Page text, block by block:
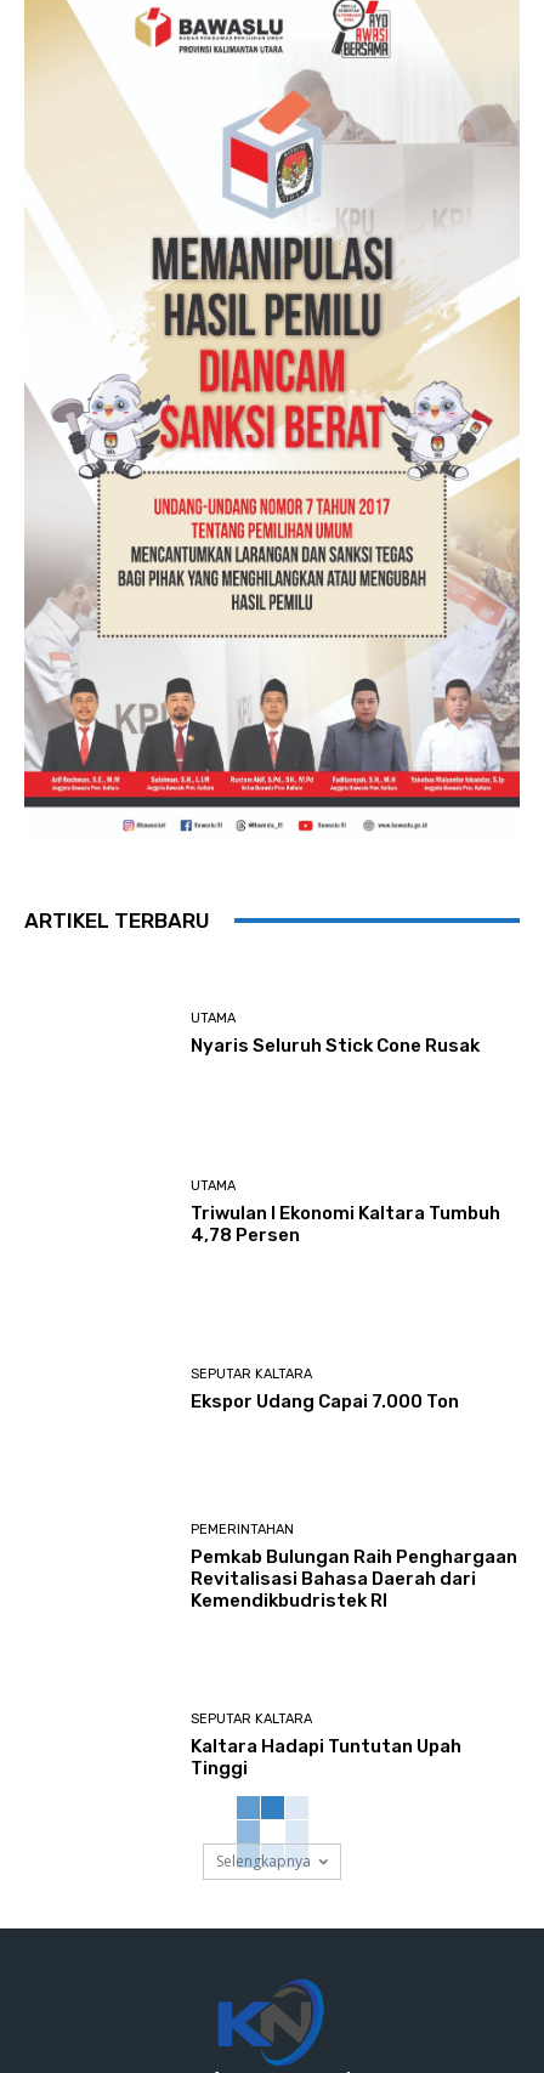
ARTIKEL TERBARU
UTAMA
Nyaris Seluruh Stick Cone Rusak
UTAMA
Triwulan I Ekonomi Kaltara Tumbuh
4,78 Persen
SEPUTAR KALTARA
Ekspor Udang Capai 7.000 Ton
PEMERINTAHAN
Pemkab Bulungan Raih Penghargaan
Revitalisasi Bahasa Daerah dari
Kemendikbudristek RI
SEPUTAR KALTARA
Kaltara Hadapi Tuntutan Upah
Tinggi
Selengkapnya